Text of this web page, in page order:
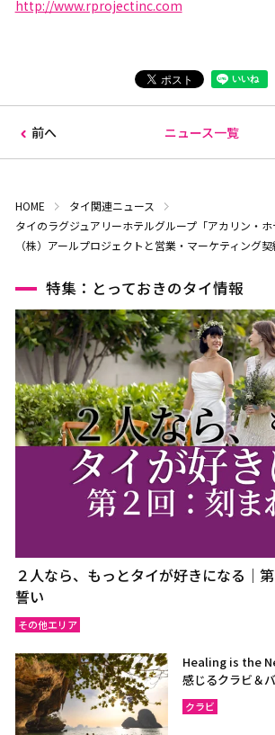
http://www.rprojectinc.com
前へ ニュース一覧
HOME
タイ関連ニュース
タイのラグジュアリーホテルグループ「アカリン・
（株）アールプロジェクトと営業・マーケティング
特集：とっておきのタイ情報
２人なら、もっとタイが好きになる｜
誓い
その他エリア
Healing is the
感じるクラビ＆
クラビ